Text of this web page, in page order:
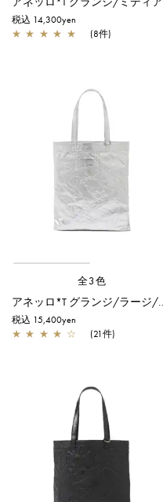
税込 14,300yen
★ ★ ★ ★ ★ (8件)
全3色
アネッロ*T
税込 15,400yen
★ ★ ★ ★ ☆ (21件)